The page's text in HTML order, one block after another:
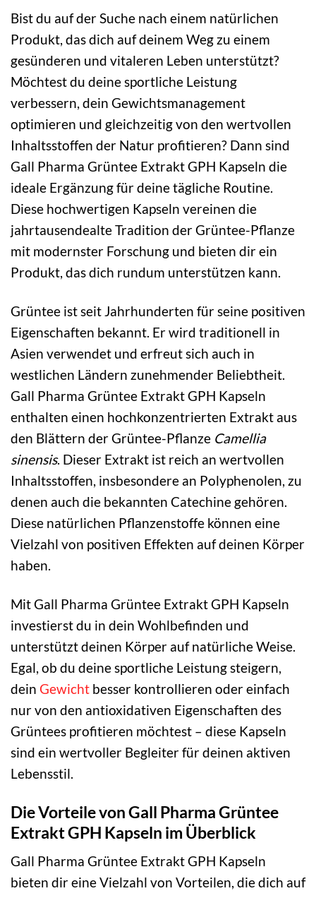
Bist du auf der Suche nach einem natürlichen
Produkt, das dich auf deinem Weg zu einem
gesünderen und vitaleren Leben unterstützt?
Möchtest du deine sportliche Leistung
verbessern, dein Gewichtsmanagement
optimieren und gleichzeitig von den wertvollen
Inhaltsstoffen der Natur profitieren? Dann sind
Gall Pharma Grüntee Extrakt GPH Kapseln die
ideale Ergänzung für deine tägliche Routine.
Diese hochwertigen Kapseln vereinen die
jahrtausendealte Tradition der Grüntee-Pflanze
mit modernster Forschung und bieten dir ein
Produkt, das dich rundum unterstützen kann.
Grüntee ist seit Jahrhunderten für seine positiven
Eigenschaften bekannt. Er wird traditionell in
Asien verwendet und erfreut sich auch in
westlichen Ländern zunehmender Beliebtheit.
Gall Pharma Grüntee Extrakt GPH Kapseln
enthalten einen hochkonzentrierten Extrakt aus
den Blättern der Grüntee-Pflanze Camellia
sinensis. Dieser Extrakt ist reich an wertvollen
Inhaltsstoffen, insbesondere an Polyphenolen, zu
denen auch die bekannten Catechine gehören.
Diese natürlichen Pflanzenstoffe können eine
Vielzahl von positiven Effekten auf deinen Körper
haben.
Mit Gall Pharma Grüntee Extrakt GPH Kapseln
investierst du in dein Wohlbefinden und
unterstützt deinen Körper auf natürliche Weise.
Egal, ob du deine sportliche Leistung steigern,
dein Gewicht besser kontrollieren oder einfach
nur von den antioxidativen Eigenschaften des
Grüntees profitieren möchtest – diese Kapseln
sind ein wertvoller Begleiter für deinen aktiven
Lebensstil.
Die Vorteile von Gall Pharma Grüntee
Extrakt GPH Kapseln im Überblick
Gall Pharma Grüntee Extrakt GPH Kapseln
bieten dir eine Vielzahl von Vorteilen, die dich auf